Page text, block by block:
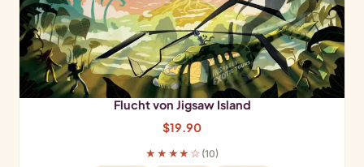
Flucht von Jigsaw Island
$19.90
★★★★☆ (10)